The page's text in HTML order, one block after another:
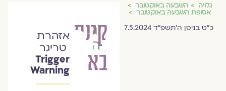
גלויה השבעה באוקטובר
אסופת השבעה באוקטובר
כ״ט בניסן ה׳תשפ״ד 7.5.2024
קינת
בארי
יגל
הרוש
אזהרת
טריגר
Trigger
Warning